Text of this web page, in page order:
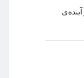
نیتی؛ پرچمدار آینده‌ی